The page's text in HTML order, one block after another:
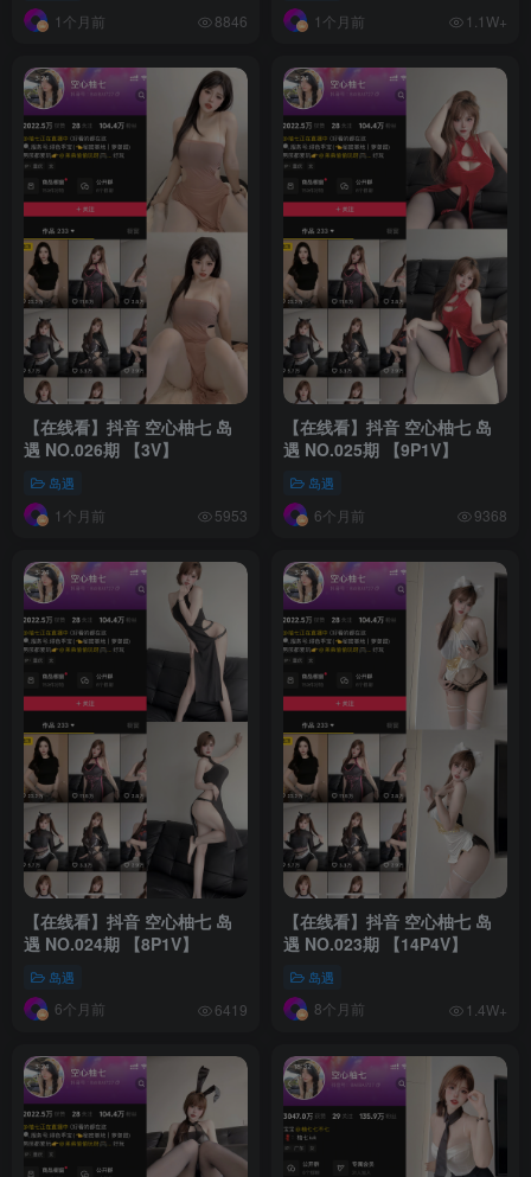
1个月前 8846 1个月前 1.1W+
【在线看】抖音 空心柚七 岛
遇 NO.026期 【3V】
岛遇
1个月前 5953
【在线看】抖音 空心柚七 岛
遇 NO.025期 【9P1V】
岛遇
6个月前 9368
【在线看】抖音 空心柚七 岛
遇 NO.024期 【8P1V】
岛遇
6个月前 6419
【在线看】抖音 空心柚七 岛
遇 NO.023期 【14P4V】
岛遇
8个月前 1.4W+